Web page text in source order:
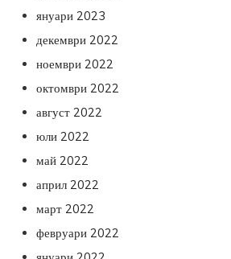
януари 2023
декември 2022
ноември 2022
октомври 2022
август 2022
юли 2022
май 2022
април 2022
март 2022
февруари 2022